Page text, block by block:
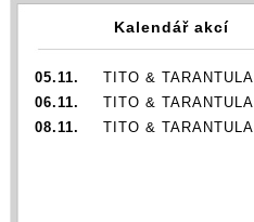
Nebe zpívá o
Vánocích
Kalendář akcí
05.11.
TITO & TARANTULA
06.11.
TITO & TARANTULA
08.11.
TITO & TARANTULA